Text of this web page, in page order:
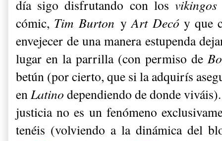
día sigo disfrutando con losvikingos
cómic, Tim Burton y Art Decó y que
envejecer de una manera estupenda
lugar en la parrilla (con permiso de
betún (por cierto, que si la adquirís
en Latino dependiendo de donde
justicia no es un fenómeno
tenéis (volviendo a la dinámica del